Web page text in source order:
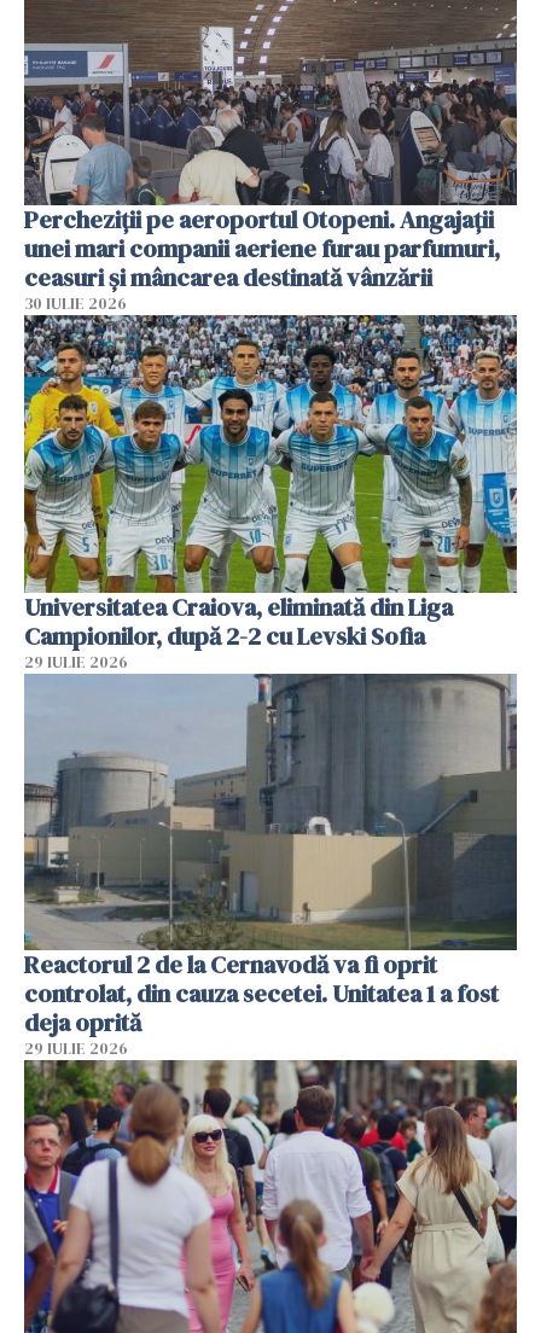
Percheziții pe aeroportul Otopeni. Angajații
unei mari companii aeriene furau parfumuri,
ceasuri și mâncarea destinată vânzării
30 IULIE 2026
Universitatea Craiova, eliminată din Liga
Campionilor, după 2-2 cu Levski Sofia
29 IULIE 2026
Reactorul 2 de la Cernavodă va fi oprit
controlat, din cauza secetei. Unitatea 1 a fost
deja oprită
29 IULIE 2026